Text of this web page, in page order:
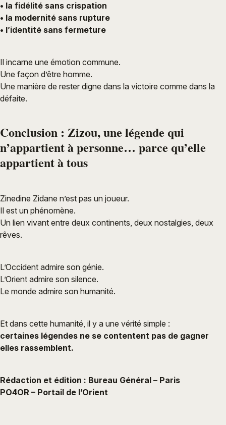
• la fidélité sans crispation
• la modernité sans rupture
• l’identité sans fermeture
Il incarne une émotion commune.
Une façon d’être homme.
Une manière de rester digne dans la victoire comme dans la
défaite.
Conclusion : Zizou, une légende qui
n’appartient à personne… parce qu’elle
appartient à tous
Zinedine Zidane n’est pas un joueur.
Il est un phénomène.
Un lien vivant entre deux continents, deux nostalgies, deux
rêves.
L’Occident admire son génie.
L’Orient admire son silence.
Le monde admire son humanité.
Et dans cette humanité, il y a une vérité simple :
certaines légendes ne se contentent pas de gagner
elles rassemblent.
Rédaction et édition : Bureau Général – Paris
PO4OR – Portail de l’Orient